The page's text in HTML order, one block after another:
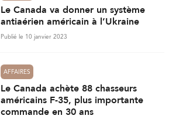
Le Canada va donner un système
antiaérien américain à l’Ukraine
Publié le 10 janvier 2023
AFFAIRES
Le Canada achète 88 chasseurs
américains F-35, plus importante
commande en 30 ans